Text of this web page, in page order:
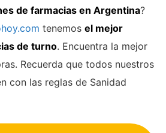
de farmacias en Argentina?
tenemos el mejor
de turno. Encuentra la mejor
Recuerda que todos nuestros
con las reglas de Sanidad